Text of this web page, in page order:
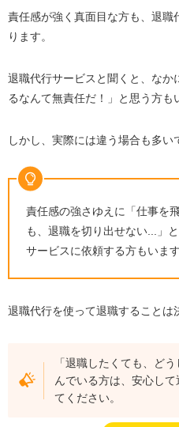
責任感が強く真面目な方も、退職
ります。
退職代行サービスと聞くと、なか
るなんて無責任だ！」と思う方も
しかし、実際には違う場合も多い
責任感の強さゆえに「仕事を
も、退職を切り出せない...」
サービスに依頼する方もいます
退職代行を使って退職することは
「退職したくても、ど
んでいる方は、安心し
てください。